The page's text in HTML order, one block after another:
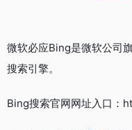
微软必应Bing是微软公司
搜索引擎。
Bing搜索官网网址入口：